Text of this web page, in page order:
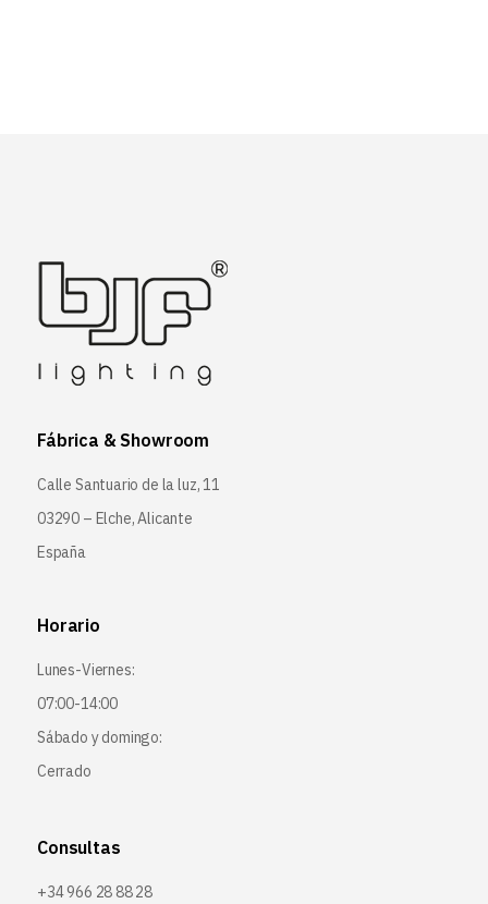
Fábrica & Showroom
Calle Santuario de la luz, 11
03290 – Elche, Alicante
España
Horario
Lunes-Viernes:
07:00-14:00
Sábado y domingo:
Cerrado
Consultas
+34 966 28 88 28